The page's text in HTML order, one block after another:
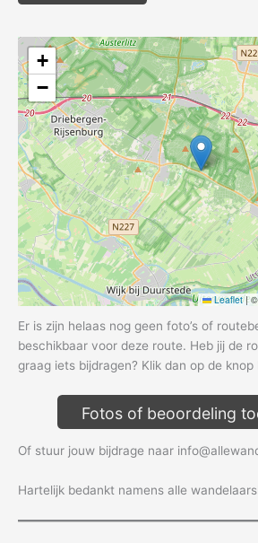
+
−
Leaflet |©
Er is zijn helaas nog geen foto’s of
beschikbaar voor deze route. Heb jij de
graag iets bijdragen? Klik dan op de knop
Fotos of beoordeling
Of stuur jouw bijdrage naar
Hartelijk bedankt namens alle